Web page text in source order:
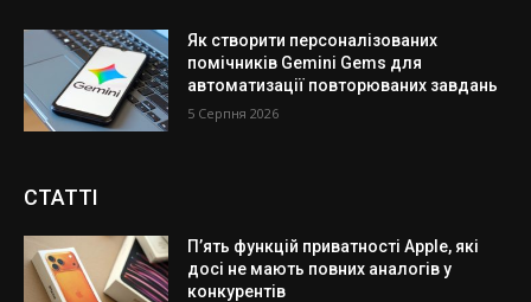
Як створити персоналізованих
помічників Gemini Gems для
автоматизації повторюваних завдань
5 Серпня 2026
СТАТТІ
П’ять функцій приватності Apple, які
досі не мають повних аналогів у
конкурентів